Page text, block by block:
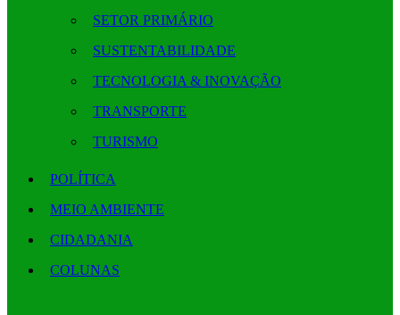
SETOR PRIMÁRIO
SUSTENTABILIDADE
TECNOLOGIA & INOVAÇÃO
TRANSPORTE
TURISMO
POLÍTICA
MEIO AMBIENTE
CIDADANIA
COLUNAS